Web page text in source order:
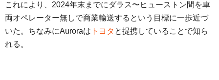
これにより、2024年末までにダラス〜ヒューストン間を車
両オペレーター無しで商業輸送するという目標に一歩近づ
いた。ちなみにAuroraは トヨタ と提携していることで知ら
れる。